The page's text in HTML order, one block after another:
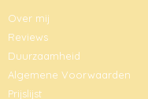
Over mij
Reviews
Duurzaamheid
Algemene Voorwaarden
Prijslijst